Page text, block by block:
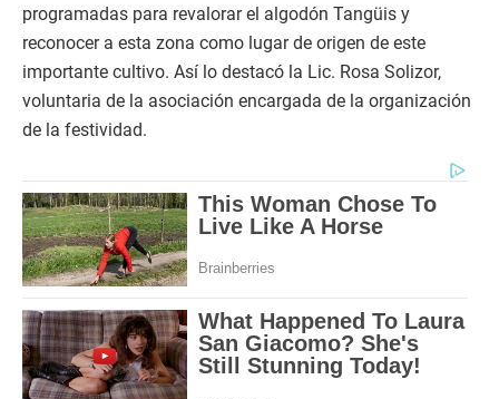
programadas para revalorar el algodón Tangüis y
reconocer a esta zona como lugar de origen de este
importante cultivo. Así lo destacó la Lic. Rosa Solizor,
voluntaria de la asociación encargada de la organización
de la festividad.